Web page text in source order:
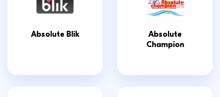
Absolute Blik
Absolute
Champion